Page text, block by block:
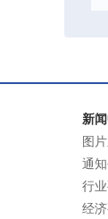
新
图
通
行
经